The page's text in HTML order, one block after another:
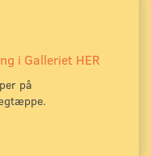
i Galleriet HER
på